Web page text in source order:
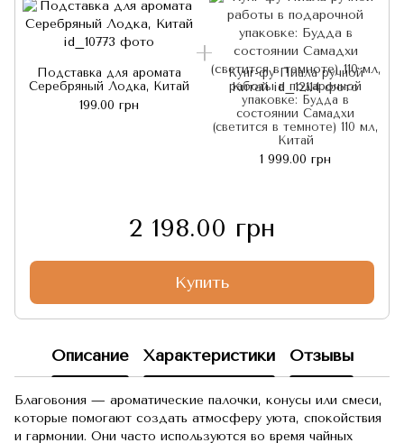
Подставка для аромата
Серебряный Лодка, Китай
199.00 грн
Кунг-фу Пиала ручной
работы в подарочной
упаковке: Будда в
состоянии Самадхи
(светится в темноте) 110 мл,
Китай
1 999.00 грн
2 198.00 грн
Купить
Описание Характеристики Отзывы
Благовония — ароматические палочки, конусы или смеси,
которые помогают создать атмосферу уюта, спокойствия
и гармонии. Они часто используются во время чайных